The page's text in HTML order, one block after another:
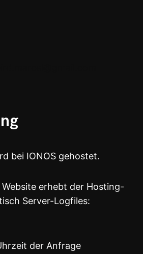
bei IONOS gehostet.
Website erhebt der Hosting-
Server-Logfiles:
der Anfrage